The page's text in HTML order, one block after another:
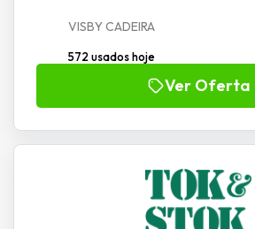
VISBY CADEIRA
572 usados hoje
Ver Oferta